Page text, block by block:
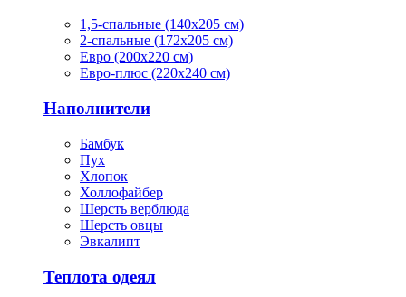
1,5-спальные (140х205 см)
2-спальные (172х205 см)
Евро (200х220 см)
Евро-плюс (220х240 см)
Наполнители
Бамбук
Пух
Хлопок
Холлофайбер
Шерсть верблюда
Шерсть овцы
Эвкалипт
Теплота одеял